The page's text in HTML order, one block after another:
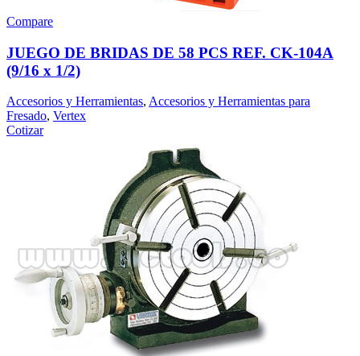
Compare
JUEGO DE BRIDAS DE 58 PCS REF. CK-104A
(9/16 x 1/2)
Accesorios y Herramientas, Accesorios y Herramientas para
Fresado, Vertex
Cotizar